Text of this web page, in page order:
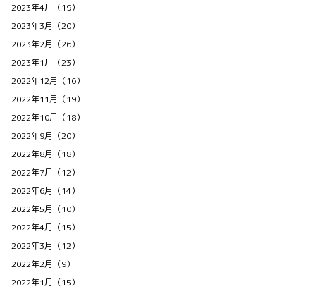
2023年4月（19）
2023年3月（20）
2023年2月（26）
2023年1月（23）
2022年12月（16）
2022年11月（19）
2022年10月（18）
2022年9月（20）
2022年8月（18）
2022年7月（12）
2022年6月（14）
2022年5月（10）
2022年4月（15）
2022年3月（12）
2022年2月（9）
2022年1月（15）